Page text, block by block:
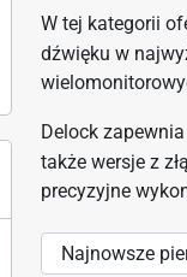
W tej kategorii
dźwięku w
Delock
także wersje z
precyzyjne
Sort